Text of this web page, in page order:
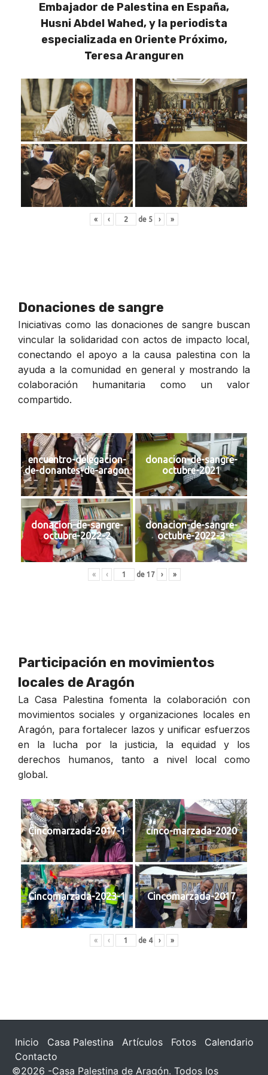
Embajador de Palestina en España,
Husni Abdel Wahed, y la periodista
especializada en Oriente Próximo,
Teresa Aranguren
« ‹ de 5 › »
Donaciones de sangre
Iniciativas como las donaciones de sangre buscan
vincular la solidaridad con actos de impacto local,
conectando el apoyo a la causa palestina con la
ayuda a la comunidad en general y mostrando la
colaboración humanitaria como un valor
compartido.
encuentro-delegacion-
de-donantes-de-aragon
donacion-de-sangre-
octubre-2021
donacion-de-sangre-
octubre-2022-2
donacion-de-sangre-
octubre-2022-3
« ‹ de 17 › »
Participación en movimientos
locales de Aragón
La Casa Palestina fomenta la colaboración con
movimientos sociales y organizaciones locales en
Aragón, para fortalecer lazos y unificar esfuerzos
en la lucha por la justicia, la equidad y los
derechos humanos, tanto a nivel local como
global.
Cincomarzada-2017-1 cinco-marzada-2020
Cincomarzada-2023-1 Cincomarzada-2017
« ‹ de 4 › »
Inicio Casa Palestina Artículos Fotos
Calendario
Contacto
©2026 -Casa Palestina de Aragón. Todos los